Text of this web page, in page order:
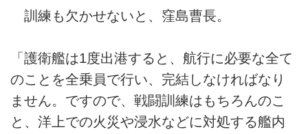
訓練も欠かせないと、窪島曹長。
「護衛艦は1度出港すると、航行に必要な全て
のことを全乗員で行い、完結しなければなり
ません。ですので、戦闘訓練はもちろんのこ
と、洋上での火災や浸水などに対処する艦内